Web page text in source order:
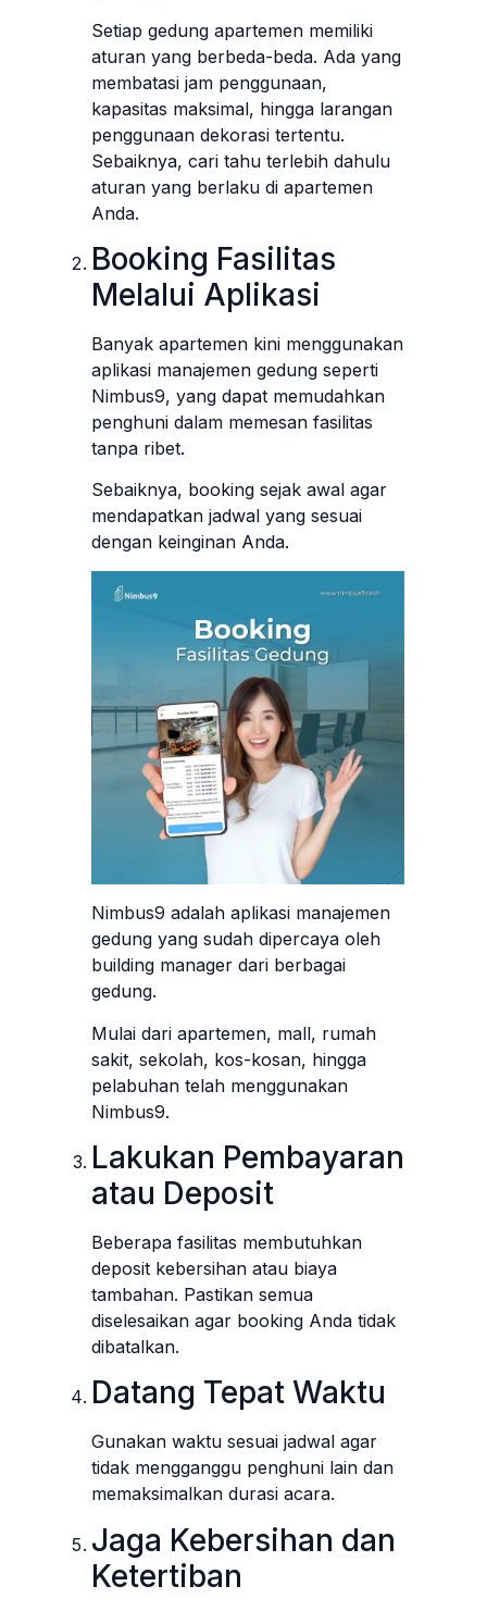
Setiap gedung apartemen memiliki
aturan yang berbeda-beda. Ada yang
membatasi jam penggunaan,
kapasitas maksimal, hingga larangan
penggunaan dekorasi tertentu.
Sebaiknya, cari tahu terlebih dahulu
aturan yang berlaku di apartemen
Anda.
Booking Fasilitas
Melalui Aplikasi
Banyak apartemen kini menggunakan
aplikasi manajemen gedung seperti
Nimbus9, yang dapat memudahkan
penghuni dalam memesan fasilitas
tanpa ribet.
Sebaiknya, booking sejak awal agar
mendapatkan jadwal yang sesuai
dengan keinginan Anda.
Nimbus9 adalah aplikasi manajemen
gedung yang sudah dipercaya oleh
building manager dari berbagai
gedung.
Mulai dari apartemen, mall, rumah
sakit, sekolah, kos-kosan, hingga
pelabuhan telah menggunakan
Nimbus9.
Lakukan Pembayaran
atau Deposit
Beberapa fasilitas membutuhkan
deposit kebersihan atau biaya
tambahan. Pastikan semua
diselesaikan agar booking Anda tidak
dibatalkan.
Datang Tepat Waktu
Gunakan waktu sesuai jadwal agar
tidak mengganggu penghuni lain dan
memaksimalkan durasi acara.
Jaga Kebersihan dan
Ketertiban